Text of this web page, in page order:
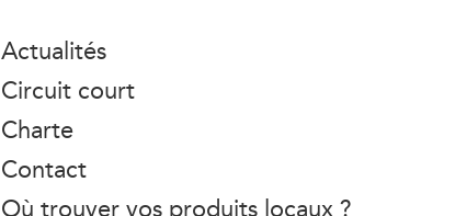
Actualités
Circuit court
Charte
Contact
Où trouver vos produits locaux ?